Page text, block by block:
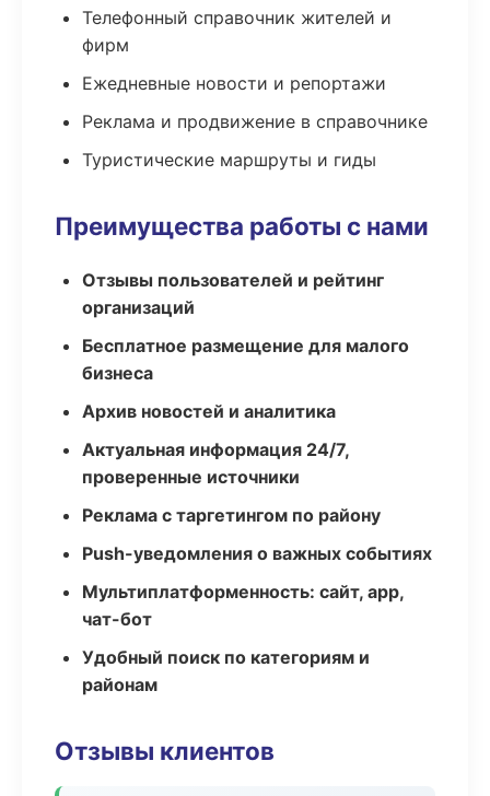
Телефонный справочник жителей и
фирм
Ежедневные новости и репортажи
Реклама и продвижение в справочнике
Туристические маршруты и гиды
Преимущества работы с нами
Отзывы пользователей и рейтинг
организаций
Бесплатное размещение для малого
бизнеса
Архив новостей и аналитика
Актуальная информация 24/7,
проверенные источники
Реклама с таргетингом по району
Push-уведомления о важных событиях
Мультиплатформенность: сайт, app,
чат-бот
Удобный поиск по категориям и
районам
Отзывы клиентов